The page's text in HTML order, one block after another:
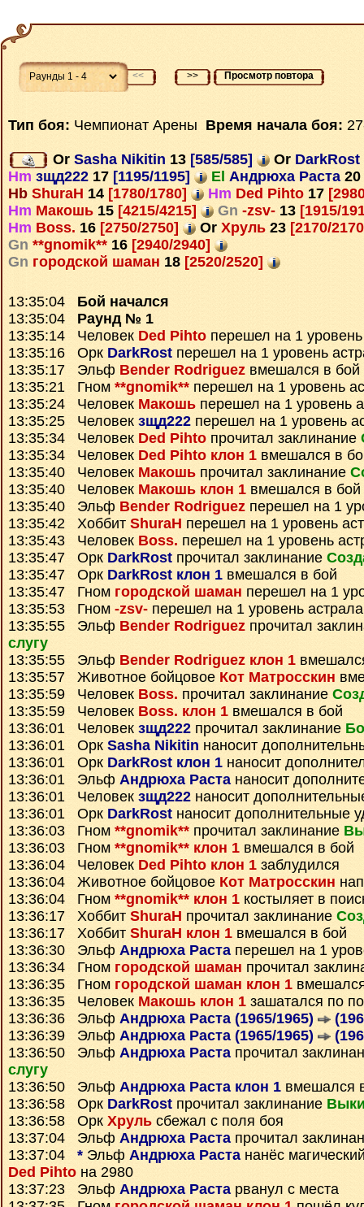
<< >> Просмотр повтора
Тип боя: Чемпионат Арены Время начала боя:
Or Sasha Nikitin 13 [585/585] Or DarkRost
Hm зщд222 17 [1195/1195] El Андрюха Раста 20
Hb ShuraH 14 [1780/1780] Hm Ded Pihto 17
Hm Макошь 15 [4215/4215] Gn -zsv- 13 [1915/
Hm Boss. 16 [2750/2750] Or Хруль 23 [2170/
Gn **gnomik** 16 [2940/2940]
Gn городской шаман 18 [2520/2520]
13:35:04 Бой начался
13:35:04 Раунд № 1
13:35:14 Человек Ded Pihto перешел на 1
13:35:16 Орк DarkRost перешел на 1 уровень
13:35:17 Эльф Bender Rodriguez вмешался в бой
13:35:21 Гном **gnomik** перешел на 1 уровень
13:35:24 Человек Макошь перешел на 1 уровень
13:35:25 Человек зщд222 перешел на 1 уровень
13:35:34 Человек Ded Pihto прочитал заклинание
13:35:34 Человек Ded Pihto клон 1 вмешался в
13:35:40 Человек Макошь прочитал заклинание
13:35:40 Человек Макошь клон 1 вмешался в бой
13:35:40 Эльф Bender Rodriguez перешел на 1
13:35:42 Хоббит ShuraH перешел на 1 уровень
13:35:43 Человек Boss. перешел на 1 уровень
13:35:47 Орк DarkRost прочитал заклинание
13:35:47 Орк DarkRost клон 1 вмешался в бой
13:35:47 Гном городской шаман перешел на 1
13:35:53 Гном -zsv- перешел на 1 уровень астрала
13:35:55 Эльф Bender Rodriguez прочитал
слугу
13:35:55 Эльф Bender Rodriguez клон 1
13:35:57 Животное бойцовое Кот Матросскин
13:35:59 Человек Boss. прочитал заклинание
13:35:59 Человек Boss. клон 1 вмешался в бой
13:36:01 Человек зщд222 прочитал заклинание
13:36:01 Орк Sasha Nikitin наносит
13:36:01 Орк DarkRost клон 1 наносит
13:36:01 Эльф Андрюха Растананосит
13:36:01 Человек зщд222 наносит
13:36:01 Орк DarkRost наносит дополнительные
13:36:03 Гном **gnomik** прочитал заклинание
13:36:03 Гном **gnomik** клон 1 вмешался в бой
13:36:04 Человек Ded Pihto клон 1 заблудился
13:36:04 Животное бойцовое Кот Матросскин
13:36:04 Гном **gnomik** клон 1 костыляет в
13:36:17 Хоббит ShuraH прочитал заклинание
13:36:17 Хоббит ShuraH клон 1 вмешался в бой
13:36:30 Эльф Андрюха Растаперешел на 1
13:36:34 Гном городской шаман прочитал
13:36:35 Гном городской шаман клон 1
13:36:35 Человек Макошь клон 1 зашатался по
13:36:36 Эльф Андрюха Раста (1965/1965)
13:36:39 Эльф Андрюха Раста (1965/1965)
13:36:50 Эльф Андрюха Растапрочитал
слугу
13:36:50 Эльф Андрюха Раста клон 1 вмешался
13:36:58 Орк DarkRost прочитал заклинание
13:36:58 Орк Хруль сбежал с поля боя
13:37:04 Эльф Андрюха Растапрочитал
13:37:04 * Эльф Андрюха Растананёс
Ded Pihto на 2980
13:37:23 Эльф Андрюха Растарванул с места